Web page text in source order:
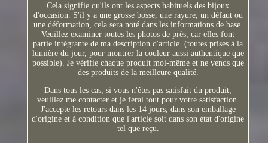
Cela signifie qu'ils ont les aspects habituels des bijoux
d'occasion. S'il y a une grosse bosse, une rayure, un défaut ou
une déformation, cela sera noté dans les informations de base.
Veuillez examiner toutes les photos de près, car elles font
partie intégrante de ma description d'article. (toutes prises à la
lumière du jour, pour montrer la couleur aussi authentique que
possible). Je vérifie chaque produit moi-même et ne vends que
des produits de la meilleure qualité.
Dans tous les cas, si vous n'êtes pas satisfait du produit,
veuillez me contacter et je ferai tout pour votre satisfaction.
J'accepte les retours dans les 14 jours, dans son emballage
d'origine et à condition que l'article soit dans son état d'origine
tel que reçu.